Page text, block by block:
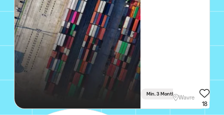
Min. 3 Months Full Time
Wavre
18